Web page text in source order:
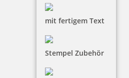
mit fertigem Text
Stempel Zubehör
Jetzt gestalten